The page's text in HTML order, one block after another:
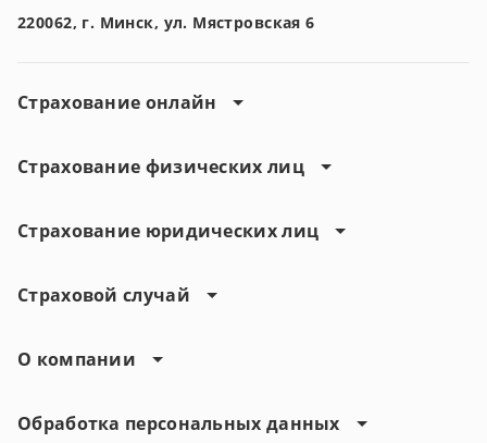
220062, г. Минск, ул. Мястровская 6
Страхование онлайн
Страхование физических лиц
Страхование юридических лиц
Страховой случай
О компании
Обработка персональных данных